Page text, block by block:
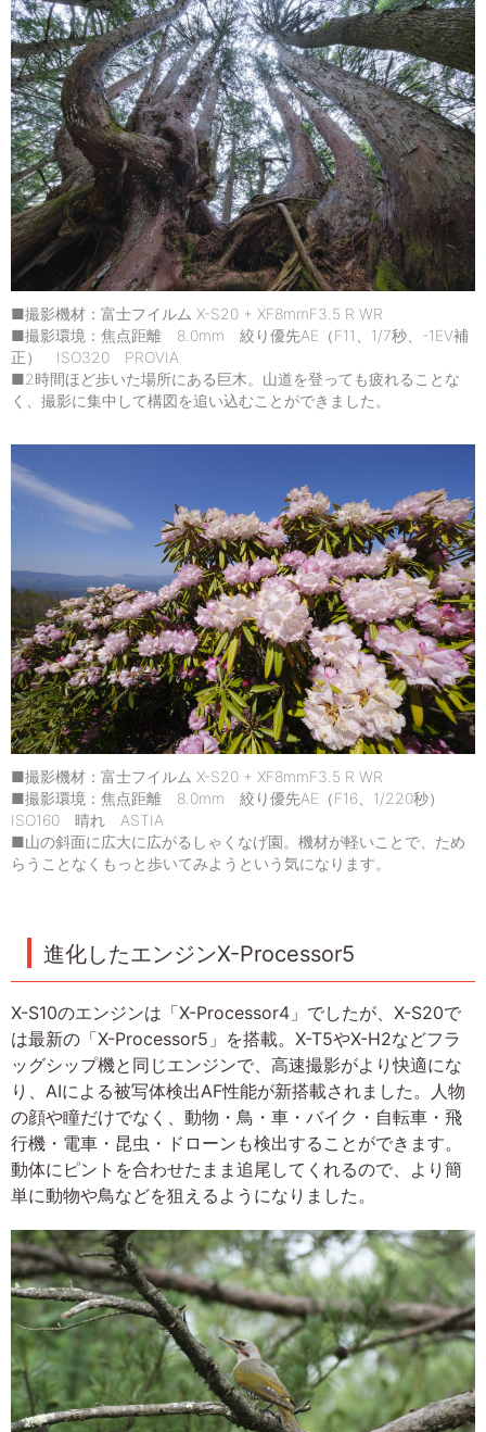
■撮影機材：富士フイルム X-S20 + XF8mmF3.5 R WR
■撮影環境：焦点距離 8.0mm 絞り優先AE（F11、1/7秒、-1EV補
正） ISO320 PROVIA
■2時間ほど歩いた場所にある巨木。山道を登っても疲れることな
く、撮影に集中して構図を追い込むことができました。
■撮影機材：富士フイルム X-S20 + XF8mmF3.5 R WR
■撮影環境：焦点距離 8.0mm 絞り優先AE（F16、1/220秒）
ISO160 晴れ ASTIA
■山の斜面に広大に広がるしゃくなげ園。機材が軽いことで、ため
らうことなくもっと歩いてみようという気になります。
進化したエンジンX-Processor5
X-S10のエンジンは「X-Processor4」でしたが、X-S20で
は最新の「X-Processor5」を搭載。X-T5やX-H2などフラ
ッグシップ機と同じエンジンで、高速撮影がより快適にな
り、AIによる被写体検出AF性能が新搭載されました。人物
の顔や瞳だけでなく、動物・鳥・車・バイク・自転車・飛
行機・電車・昆虫・ドローンも検出することができます。
動体にピントを合わせたまま追尾してくれるので、より簡
単に動物や鳥などを狙えるようになりました。